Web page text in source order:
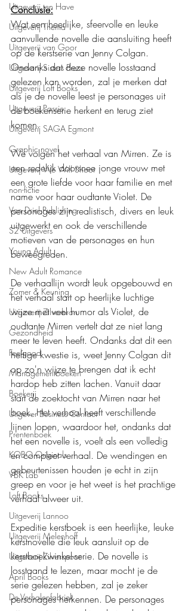
Uitgeverij ten Have
Uitgeverij Thema
Uitgeverij van Goor
Uitgeverij Sisters Press
Uitgeverij Loft Books
Uitgeverij Passie
Uitgeverij SAGA Egmont
Graphic novel
Uitgeverij We Will Shoot
non-fictie
Van Driel Publishing
S2 Uitgevers
Young Adult
New Adult Romance
Zomer & Keuning
Uitgeverij Zilverbron
Gezondheid
Feelgood
Managementboeken
Boekerij
Uitgever Business Contact
Prentenboek
KOBO Originals
VBK Lab
Loft Books
Uitgeverij Lannoo
Uitgeverij Melenhoff
Uitgeverij Zilverspoor
April Books
De Verhalenfabriek
Conclusie:
Wat een heerlijke, sfeervolle en leuke
aanvullende novelle die aansluiting heeft
op de kerstserie van Jenny Colgan.
Ondanks dat deze novelle losstaand
gelezen kan worden, zal je merken dat
als je de novelle leest je personages uit
de boekenserie herkent en terug ziet
komen.
We volgen het verhaal van Mirren. Ze is
een redelijk doorsnee jonge vrouw met
een grote liefde voor haar familie en met
name voor haar oudtante Violet. De
personages zijn realistisch, divers en leuk
uitgewerkt en ook de verschillende
motieven van de personages en hun
beweegreden.
De verhaallijn wordt leuk opgebouwd en
het verhaal start op heerlijke luchtige
wijze met veel humor als Violet, de
oudtante Mirren vertelt dat ze niet lang
meer te leven heeft. Ondanks dat dit een
heftige kwestie is, weet Jenny Colgan dit
op zo'n wijze te brengen dat ik echt
hardop heb zitten lachen. Vanuit daar
start de zoektocht van Mirren naar het
boek. Het verhaal heeft verschillende
lijnen lopen, waardoor het, ondanks dat
het een novelle is, voelt als een volledig
en compleet verhaal. De wendingen en
gebeurtenissen houden je echt in zijn
greep en voor je het weet is het prachtige
verhaal alweer uit.
Expeditie kerstboek is een heerlijke, leuke
kerstnovelle die leuk aansluit op de
kerstboekwinkel-serie. De novelle is
losstaand te lezen, maar mocht je de
serie gelezen hebben, zal je zeker
personages herkennen. De personages